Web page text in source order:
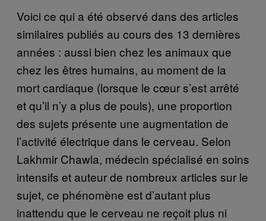
Voici ce qui a été observé dans des articles
similaires publiés au cours des 13 dernières
années : aussi bien chez les animaux que
chez les êtres humains, au moment de la
mort cardiaque (lorsque le cœur s’est arrêté
et qu’il n’y a plus de pouls), une proportion
des sujets présente une augmentation de
l’activité électrique dans le cerveau. Selon
Lakhmir Chawla, médecin spécialisé en soins
intensifs et auteur de nombreux articles sur le
sujet, ce phénomène est d’autant plus
inattendu que le cerveau ne reçoit plus ni